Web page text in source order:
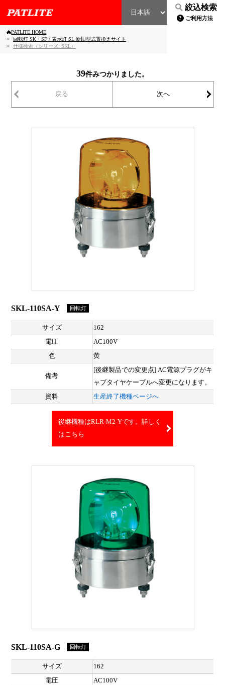
PATLITE HOME
回転灯 SK・SF / 表示灯 SL 新旧型式置換えサイト
仕様検索（シリーズ: SKL）
絞込検索
ご利用方法
39件みつかりました。
戻る 次へ
SKL-110SA-Y 回転灯
サイズ
162
電圧
AC100V
色
黄
備考
[後継製品での変更点] AC電源プラグがキ
ャブタイヤケーブルへ変更になります。
資料
生産終了機種ページへ
後継機種はRLR-M2-Yです。詳しく
はこちら
SKL-110SA-G 回転灯
サイズ
162
電圧
AC100V